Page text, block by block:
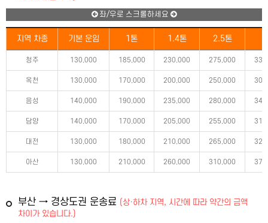
좌/우로 스크롤하세요
지역 차종 기본 운임 1톤 1.4톤 2.5톤
청주 130,000 185,000 230,000 275,000
옥천 130,000 170,000 200,000 250,000
음성 140,000 190,000 235,000 280,000
담양 140,000 170,000 205,000 255,000
대전 130,000 180,000 210,000 265,000
아산 130,000 210,000 260,000 310,000
부산 → 경상도권 운송료 (상·하차 지역, 시간에 따라 약간의 금액
차이가 있습니다.)